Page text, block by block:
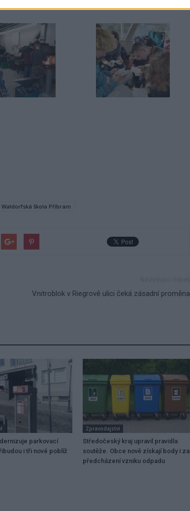
Waldorfská škola Příbram
Vnitroblok v Riegrově ulici čeká zásadní proměna
parkovací
i tři nové poblíž
Zpravodajství
Středočeský kraj upravil pravidla
soutěže. Obce nově získají body i za
předcházení vzniku odpadu